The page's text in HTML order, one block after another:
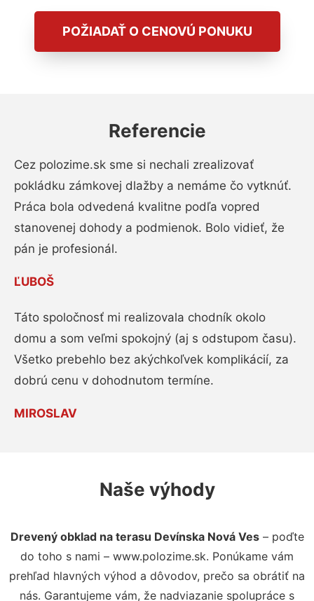
POŽIADAŤ O CENOVÚ PONUKU
Referencie
Cez polozime.sk sme si nechali zrealizovať
pokládku zámkovej dlažby a nemáme čo vytknúť.
Práca bola odvedená kvalitne podľa vopred
stanovenej dohody a podmienok. Bolo vidieť, že
pán je profesionál.
ĽUBOŠ
Táto spoločnosť mi realizovala chodník okolo
domu a som veľmi spokojný (aj s odstupom času).
Všetko prebehlo bez akýchkoľvek komplikácií, za
dobrú cenu v dohodnutom termíne.
MIROSLAV
Naše výhody
Drevený obklad na terasu Devínska Nová Ves– poďte
do toho s nami – www.polozime.sk. Ponúkame vám
prehľad hlavných výhod a dôvodov, prečo sa obrátiť na
nás. Garantujeme vám, že nadviazanie spolupráce s